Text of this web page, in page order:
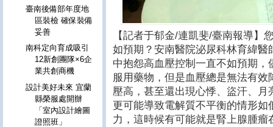
【記者于郁金/連凱斐/臺南報導】
如預期？安南醫院泌尿科林育緯
中抱怨高血壓控制一直不如預期
服用藥物，但是血壓總是無法有
壓高，甚至還出現心悸、盜汗、
更可能導致電解質不平衡的情形
力，這時候有可能就是腎上腺腫瘤
臺南後備部年度地
區裝檢 確保裝備
妥善
南科定向育成吸引
12新創團隊×6企
業共創商機
設計美好未來 宜蘭
縣榮服處開辦
「室內設計繪圖
證照班」